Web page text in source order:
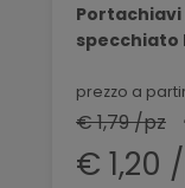
Portachiavi
specchiato
prezzo a
€ 1,79 /pz
€ 1,20